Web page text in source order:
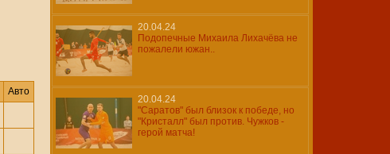
Авто
20.04.24
Подопечные Михаила Лихачёва не
пожалели южан..
20.04.24
"Саратов" был близок к победе, но
"Кристалл" был против. Чужков -
герой матча!